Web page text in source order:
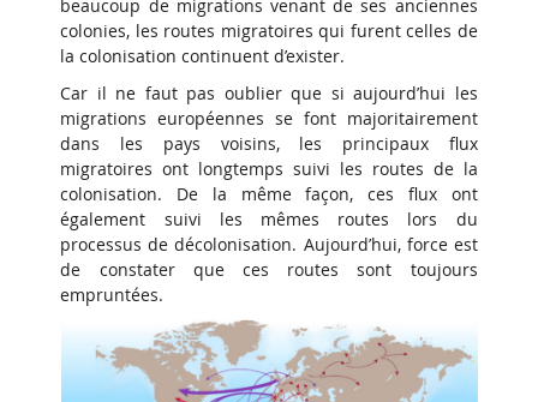
beaucoup de migrations venant de ses anciennes
colonies, les routes migratoires qui furent celles de
la colonisation continuent d’exister.
Car il ne faut pas oublier que si aujourd’hui les
migrations européennes se font majoritairement
dans les pays voisins, les principaux flux
migratoires ont longtemps suivi les routes de la
colonisation. De la même façon, ces flux ont
également suivi les mêmes routes lors du
processus de décolonisation. Aujourd’hui, force est
de constater que ces routes sont toujours
empruntées.